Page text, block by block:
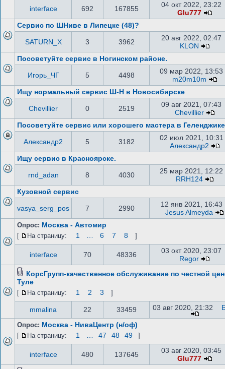
interface 692 167855
04 окт 2022, 23:22
Glu777
Сервис по ШНиве в Липецке (48)?
SATURN_X 3 3962
20 авг 2022, 02:47
KLON
Посоветуйте сервис в Ногинском районе.
Игорь_ЧГ 5 4498
09 мар 2022, 13:53
m20m10m
Ищу нормальный сервис Ш-Н в Новосибирске
Chevillier 0 2519
09 авг 2021, 07:43
Chevillier
Посоветуйте сервис или хорошего мастера в Геленджике
Александр2 5 3182
02 июл 2021, 10:31
Александр2
Ищу сервис в Красноярске.
rnd_adan 8 4030
25 мар 2021, 12:22
RRH124
Кузовной сервис
vasya_serg_pos 7 2990
12 янв 2021, 16:43
Jesus Almeyda
Опрос: Москва - Автомир
[ На страницу: 1 6 7 8 ]
interface 70 48336
03 окт 2020, 23:07
Regor
КорсГрупп-качественное обслуживание по честной
Туле
[ На страницу: 1 2 3 ]
mmalina 22 33459 03 авг 2020, 21:32
Опрос: Москва - НиваЦентр (н/оф)
[ На страницу: 1 47 48 49 ]
interface 480 137645
03 авг 2020, 03:45
Glu777